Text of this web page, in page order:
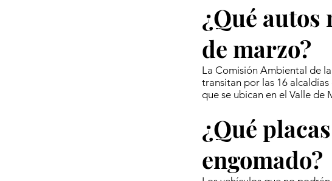
¿Qué autos
de marzo?
La Comisión Ambiental de
transitan por las 16
que se ubican en el Valle de
¿Qué
engomado?